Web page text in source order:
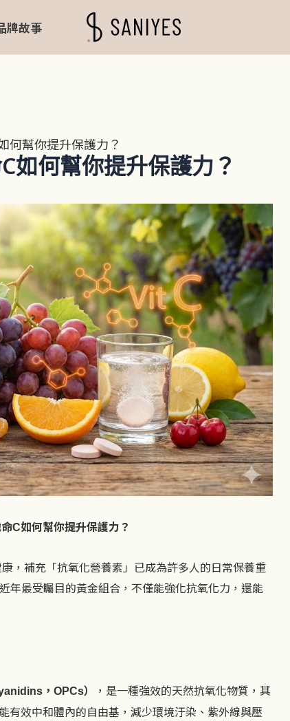
牌故事
何幫你提升保護力？
如何幫你提升保護力？
C如何幫你提升保護力？
，補充「抗氧化營養素」已成為許多人的日常保養重
年最受矚目的黃金組合，不僅能強化抗氧化力，還能
， OPCs）
，是一種強效的天然抗氧化物質，其
有效中和體內的自由基，減少環境汙染、紫外線與壓